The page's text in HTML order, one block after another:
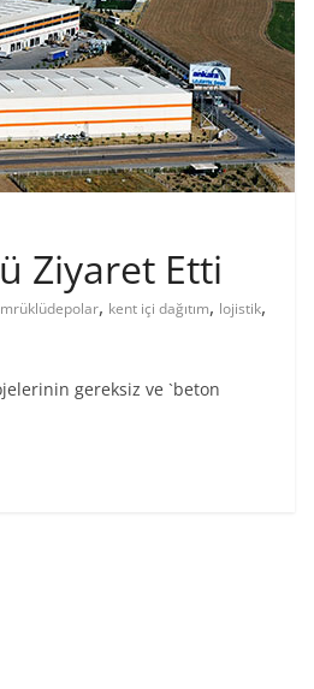
Ziyaret Etti
, kent içi dağıtım, lojistik,
gereksiz ve `beton